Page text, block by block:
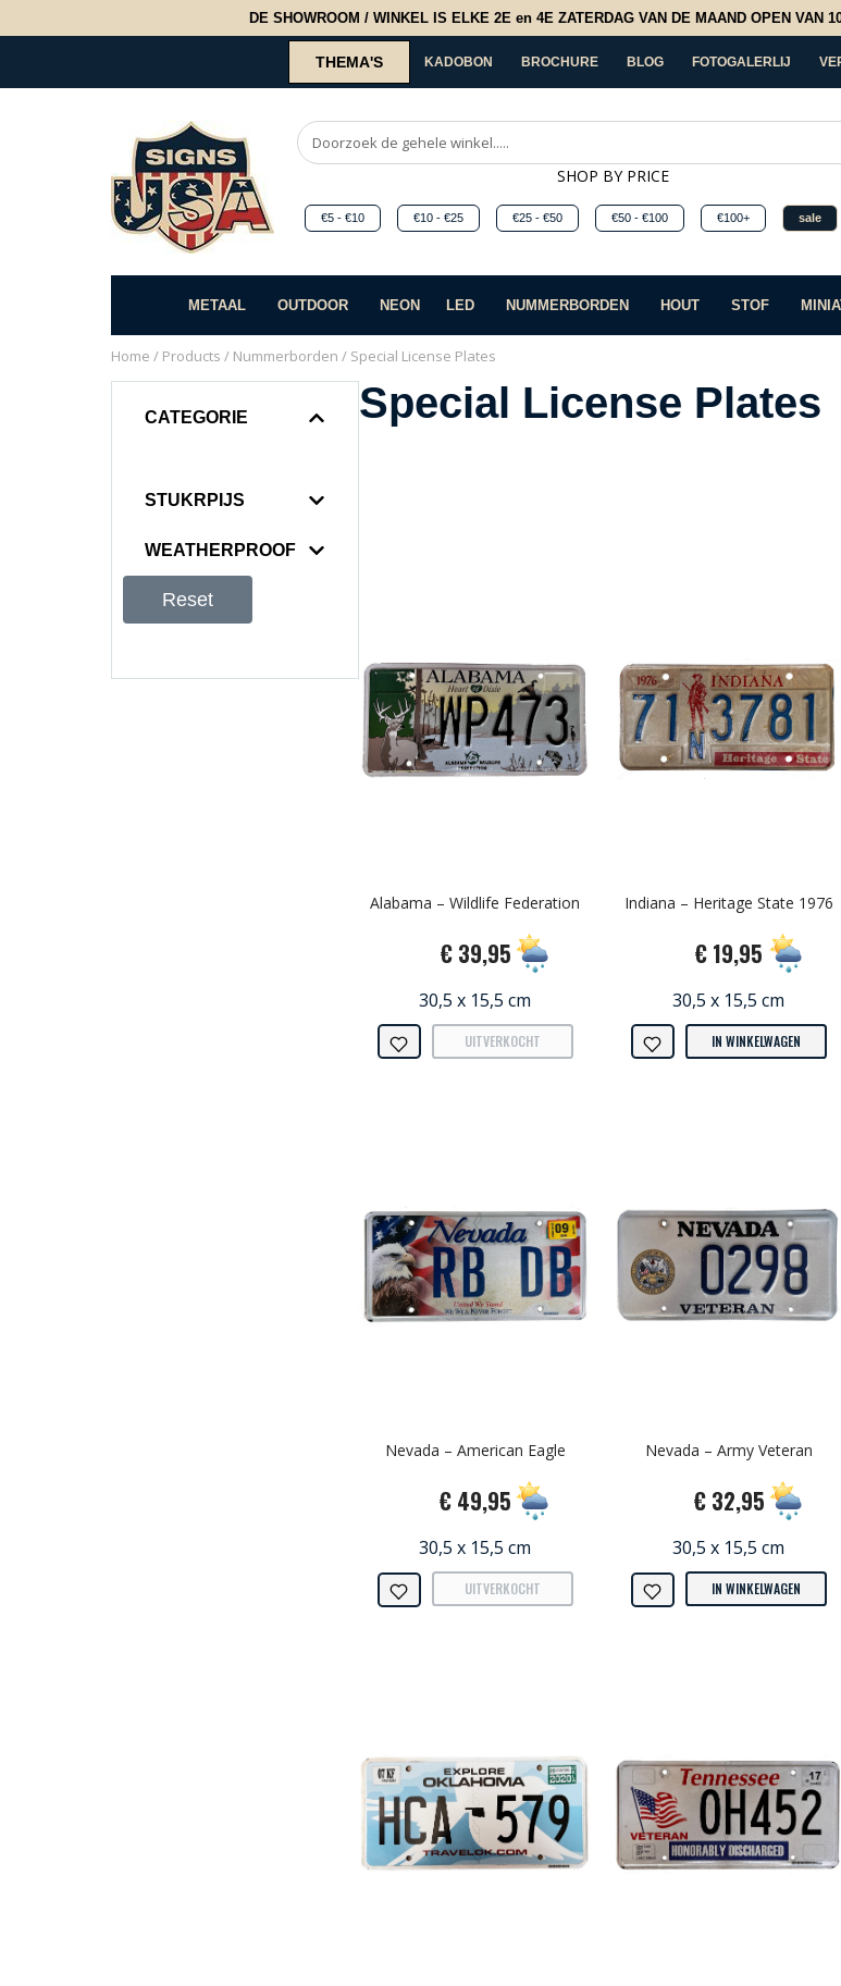
DE SHOWROOM / WINKEL IS ELKE 2E en 4E ZATERDAG VAN DE MAAND OPEN VAN
THEMA'S KADOBON BROCHURE BLOG FOTOGALERLIJ
SHOP BY PRICE
€5 - €10 €10 - €25 €25 - €50 €50 - €100 €100+ sale
METAAL OUTDOOR NEON LED NUMMERBORDEN HOUT STOF
Home / Products / Nummerborden / Special License Plates
CATEGORIE
STUKRPIJS
WEATHERPROOF
Reset
Special License Plates
Alabama – Wildlife Federation
€ 39,95
30,5 x 15,5 cm
UITVERKOCHT
Indiana – Heritage State 1976
€ 19,95
30,5 x 15,5 cm
IN WINKELWAGEN
Nevada – American Eagle
€ 49,95
30,5 x 15,5 cm
UITVERKOCHT
Nevada – Army Veteran
€ 32,95
30,5 x 15,5 cm
IN WINKELWAGEN